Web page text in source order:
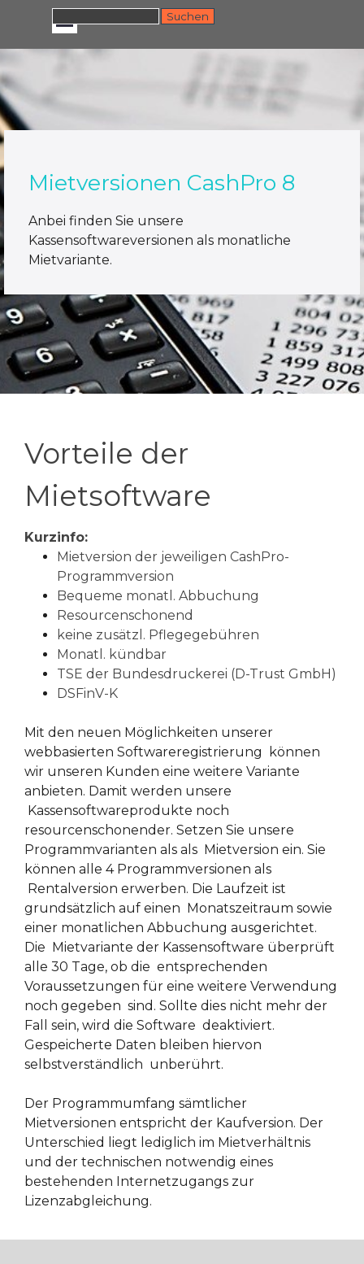
Direkt zum Seiteninhalt
Menü überspringen
Suchen
Mietversionen CashPro 8
Anbei finden Sie unsere
Kassensoftwareversionen als monatliche
Mietvariante.
Vorteile der
Mietsoftware
Kurzinfo:
Mietversion der jeweiligen CashPro-
Programmversion
Bequeme monatl. Abbuchung
Resourcenschonend
keine zusätzl. Pflegegebühren
Monatl. kündbar
TSE der Bundesdruckerei (D-Trust GmbH)
DSFinV-K
Mit den neuen Möglichkeiten unserer
webbasierten Softwareregistrierung können
wir unseren Kunden eine weitere Variante
anbieten. Damit werden unsere
Kassensoftwareprodukte noch
resourcenschonender. Setzen Sie unsere
Programmvarianten als als Mietversion ein. Sie
können alle 4 Programmversionen als
Rentalversion erwerben. Die Laufzeit ist
grundsätzlich auf einen Monatszeitraum sowie
einer monatlichen Abbuchung ausgerichtet.
Die Mietvariante der Kassensoftware überprüft
alle 30 Tage, ob die entsprechenden
Voraussetzungen für eine weitere Verwendung
noch gegeben sind. Sollte dies nicht mehr der
Fall sein, wird die Software deaktiviert.
Gespeicherte Daten bleiben hiervon
selbstverständlich unberührt.
Der Programmumfang sämtlicher
Mietversionen entspricht der Kaufversion. Der
Unterschied liegt lediglich im Mietverhältnis
und der technischen notwendig eines
bestehenden Internetzugangs zur
Lizenzabgleichung.